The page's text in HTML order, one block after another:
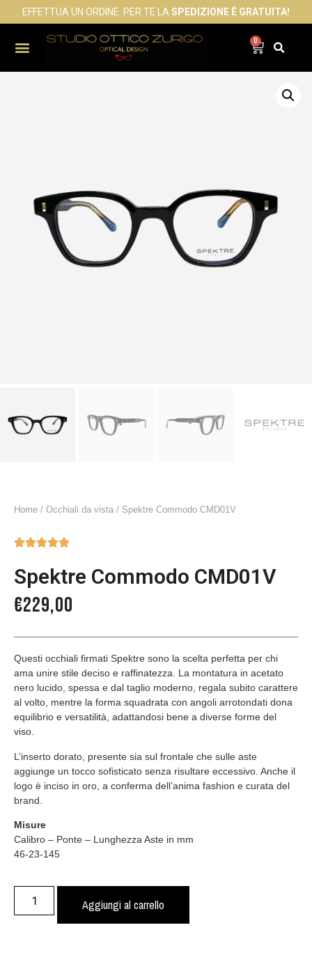
EFFETTUA UN ORDINE: PER TE LA SPEDIZIONE È GRATUITA!
0
Home / Occhiali da vista / Spektre Commodo CMD01V

Spektre Commodo CMD01V
€229,00
Questi occhiali firmati Spektre sono la scelta perfetta per chi
ama unire stile deciso e raffinatezza. La montatura in acetato
nero lucido, spessa e dal taglio moderno, regala subito carattere
al volto, mentre la forma squadrata con angoli arrotondati dona
equilibrio e versatilità, adattandosi bene a diverse forme del
viso.
L’inserto dorato, presente sia sul frontale che sulle aste
aggiunge un tocco sofisticato senza risultare eccessivo. Anche il
logo è inciso in oro, a conferma dell’anima fashion e curata del
brand.
Misure
Calibro – Ponte – Lunghezza Aste in mm
46-23-145
Aggiungi al carrello